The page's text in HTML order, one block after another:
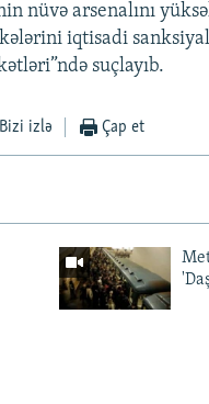
arsenalını
iqtisadi
suçlayıb.
Bizi izlə Çap et